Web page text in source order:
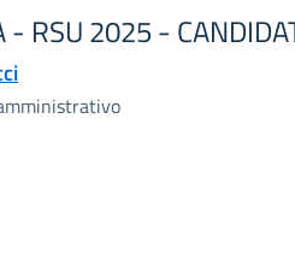
- RSU 2025 -